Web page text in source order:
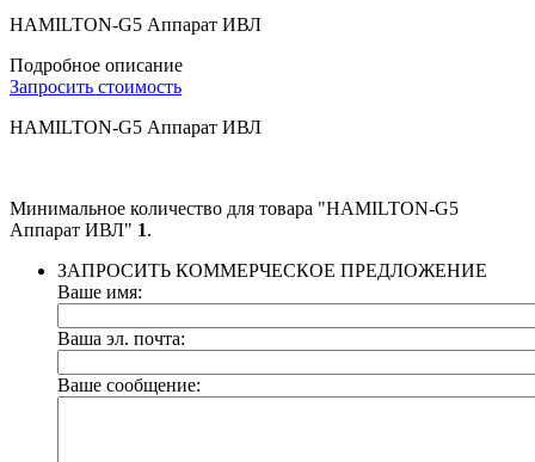
HAMILTON-G5 Аппарат ИВЛ
Подробное описание
Запросить стоимость
HAMILTON-G5 Аппарат ИВЛ
Минимальное количество для товара "HAMILTON-G5
Аппарат ИВЛ" 1.
ЗАПРОСИТЬ КОММЕРЧЕСКОЕ ПРЕДЛОЖЕНИЕ
Ваше имя:
Ваша эл. почта:
Ваше сообщение: